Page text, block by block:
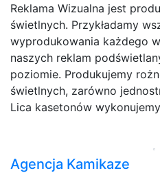
Reklama Wizualna jest
świetlnych. Przykładamy
wyprodukowania każdego
naszych reklam
poziomie. Produkujemy
świetlnych, zarówno
Lica kasetonów
Agencja Kamikaze